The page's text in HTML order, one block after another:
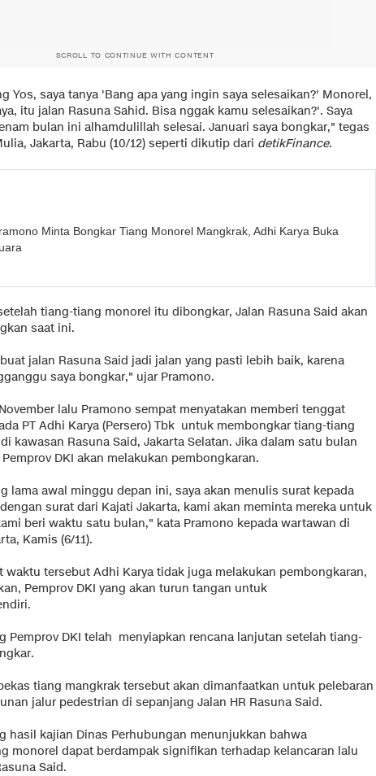
SCROLL TO CONTINUE WITH CONTENT
Yos, saya tanya 'Bang apa yang ingin saya selesaikan?' Monorel,
itu jalan Rasuna Sahid. Bisa nggak kamu selesaikan?'. Saya
bulan ini alhamdulillah selesai. Januari saya bongkar," tegas
Jakarta, Rabu (10/12) seperti dikutip dari detikFinance.
Minta Bongkar Tiang Monorel Mangkrak, Adhi Karya Buka
tiang-tiang monorel itu dibongkar, Jalan Rasuna Said akan
saat ini.
jalan Rasuna Said jadi jalan yang pasti lebih baik, karena
saya bongkar," ujar Pramono.
lalu Pramono sempat menyatakan memberi tenggat
PT Adhi Karya (Persero) Tbk untuk membongkar tiang-tiang
kawasan Rasuna Said, Jakarta Selatan. Jika dalam satu bulan
DKI akan melakukan pembongkaran.
lama awal minggu depan ini, saya akan menulis surat kepada
surat dari Kajati Jakarta, kami akan meminta mereka untuk
beri waktu satu bulan," kata Pramono kepada wartawan di
Kamis (6/11).
waktu tersebut Adhi Karya tidak juga melakukan pembongkaran,
Pemprov DKI yang akan turun tangan untuk
Pemprov DKI telah menyiapkan rencana lanjutan setelah tiang-
tiang mangkrak tersebut akan dimanfaatkan untuk pelebaran
jalur pedestrian di sepanjang Jalan HR Rasuna Said.
hasil kajian Dinas Perhubungan menunjukkan bahwa
monorel dapat berdampak signifikan terhadap kelancaran lalu
Said.